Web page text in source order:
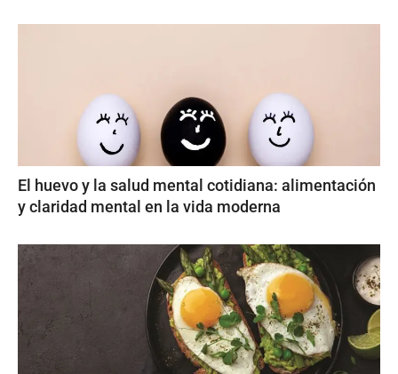
El huevo y la salud mental cotidiana: alimentación
y claridad mental en la vida moderna